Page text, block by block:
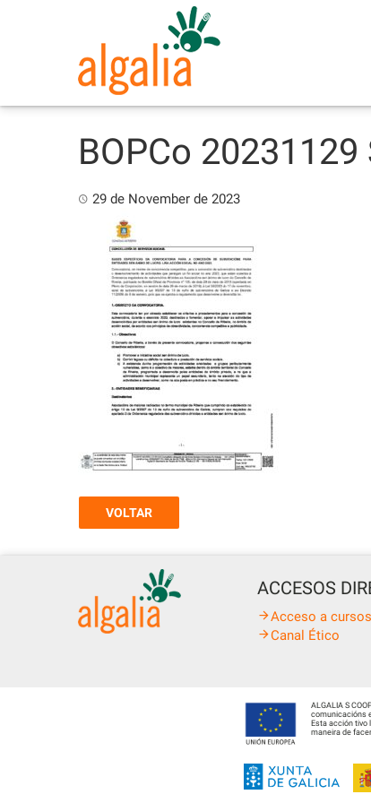
BOPCo
29 de November de 2023
VOLTAR
ACCESOS
Acceso a cursos
Canal Ético
ALGALIA S
comunicacións
Esta acción tivo
maneira de